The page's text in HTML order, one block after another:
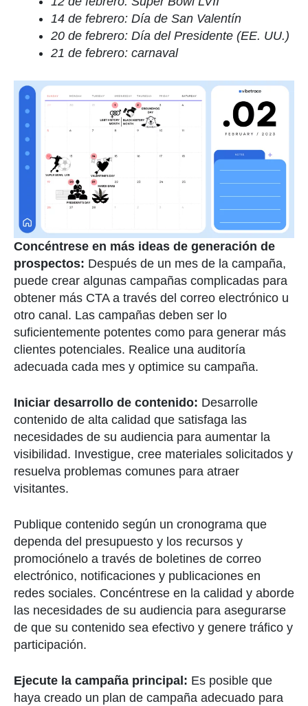
14 de febrero: Día de San Valentín
20 de febrero: Día del Presidente (EE. UU.)
21 de febrero: carnaval
Concéntrese en más ideas de generación de
prospectos: Después de un mes de la campaña,
puede crear algunas campañas complicadas para
obtener más CTA a través del correo electrónico u
otro canal. Las campañas deben ser lo
suficientemente potentes como para generar más
clientes potenciales. Realice una auditoría
adecuada cada mes y optimice su campaña.
Iniciar desarrollo de contenido: Desarrolle
contenido de alta calidad que satisfaga las
necesidades de su audiencia para aumentar la
visibilidad. Investigue, cree materiales solicitados y
resuelva problemas comunes para atraer
visitantes.
Publique contenido según un cronograma que
dependa del presupuesto y los recursos y
promociónelo a través de boletines de correo
electrónico, notificaciones y publicaciones en
redes sociales. Concéntrese en la calidad y aborde
las necesidades de su audiencia para asegurarse
de que su contenido sea efectivo y genere tráfico y
participación.
Ejecute la campaña principal: Es posible que
haya creado un plan de campaña adecuado para